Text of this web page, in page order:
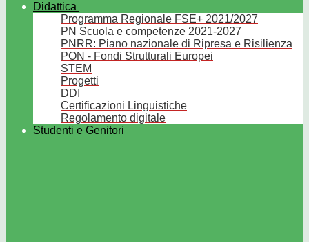
Didattica
Programma Regionale FSE+ 2021/2027
PN Scuola e competenze 2021-2027
PNRR: Piano nazionale di Ripresa e Risilienza
PON - Fondi Strutturali Europei
STEM
Progetti
DDI
Certificazioni Linguistiche
Regolamento digitale
Studenti e Genitori